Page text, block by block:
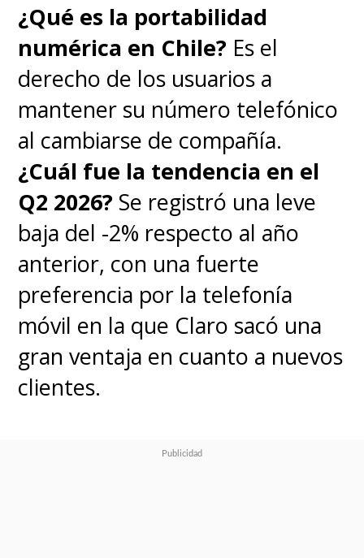
¿Qué es la portabilidad
numérica en Chile? Es el
derecho de los usuarios a
mantener su número telefónico
al cambiarse de compañía.
¿Cuál fue la tendencia en el
Q2 2026? Se registró una leve
baja del -2% respecto al año
anterior, con una fuerte
preferencia por la telefonía
móvil en la que Claro sacó una
gran ventaja en cuanto a nuevos
clientes.